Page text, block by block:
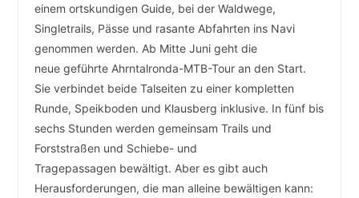
einem ortskundigen Guide, bei der Waldwege,
Singletrails, Pässe und rasante Abfahrten ins Navi
genommen werden. Ab Mitte Juni geht die
neue geführte Ahrntalronda-MTB-Tour an den Start.
Sie verbindet beide Talseiten zu einer kompletten
Runde, Speikboden und Klausberg inklusive. In fünf bis
sechs Stunden werden gemeinsam Trails und
Forststraßen und Schiebe- und
Tragepassagen bewältigt. Aber es gibt auch
Herausforderungen, die man alleine bewältigen kann: